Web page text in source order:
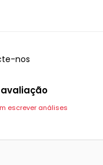
nos
escrever análises